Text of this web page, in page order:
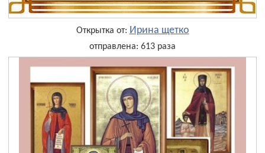
Открытка от: Ирина щетко
отправлена: 613 раза